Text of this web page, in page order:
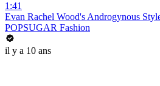
1:41
Evan Rachel Wood's Androgynous
POPSUGAR Fashion
il y a 10 ans